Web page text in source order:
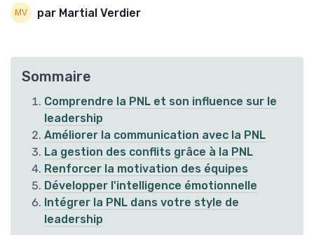
par Martial Verdier
Sommaire
Comprendre la PNL et son influence sur le
leadership
Améliorer la communication avec la PNL
La gestion des conflits grâce à la PNL
Renforcer la motivation des équipes
Développer l'intelligence émotionnelle
Intégrer la PNL dans votre style de
leadership